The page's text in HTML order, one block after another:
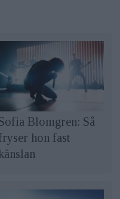
Blomgren: Så
hon fast